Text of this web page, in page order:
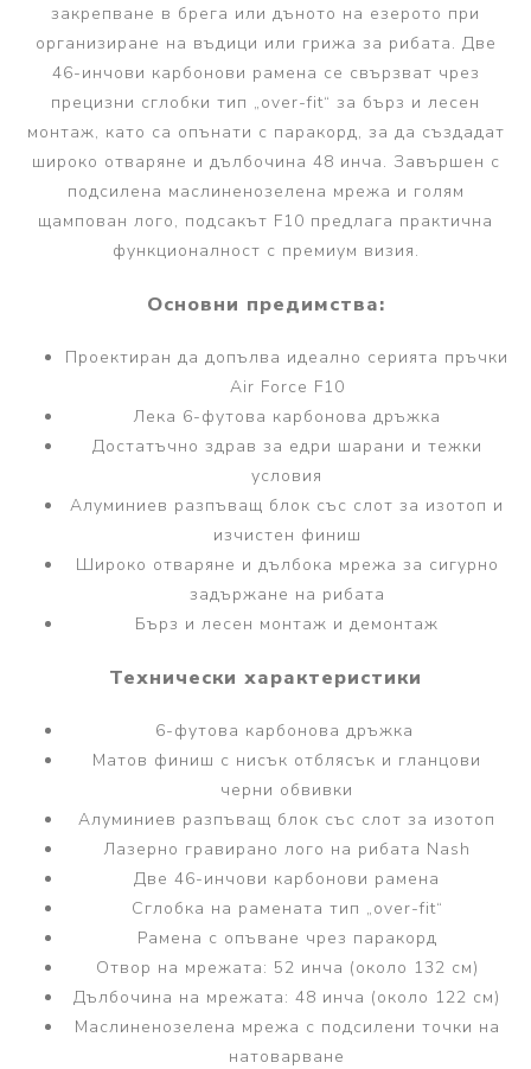
закрепване в брега или дъното на езерото при
организиране на въдици или грижа за рибата. Две
46-инчови карбонови рамена се свързват чрез
прецизни сглобки тип „over-fit“ за бърз и лесен
монтаж, като са опънати с паракорд, за да създадат
широко отваряне и дълбочина 48 инча. Завършен с
подсилена маслиненозелена мрежа и голям
щампован лого, подсакът F10 предлага практична
функционалност с премиум визия.
Основни предимства:
Проектиран да допълва идеално серията пръчки
Air Force F10
Лека 6-футова карбонова дръжка
Достатъчно здрав за едри шарани и тежки
условия
Алуминиев разпъващ блок със слот за изотоп и
изчистен финиш
Широко отваряне и дълбока мрежа за сигурно
задържане на рибата
Бърз и лесен монтаж и демонтаж
Технически характеристики
6-футова карбонова дръжка
Матов финиш с нисък отблясък и гланцови
черни обвивки
Алуминиев разпъващ блок със слот за изотоп
Лазерно гравирано лого на рибата Nash
Две 46-инчови карбонови рамена
Сглобка на рамената тип „over-fit“
Рамена с опъване чрез паракорд
Отвор на мрежата: 52 инча (около 132 см)
Дълбочина на мрежата: 48 инча (около 122 см)
Маслиненозелена мрежа с подсилени точки на
натоварване